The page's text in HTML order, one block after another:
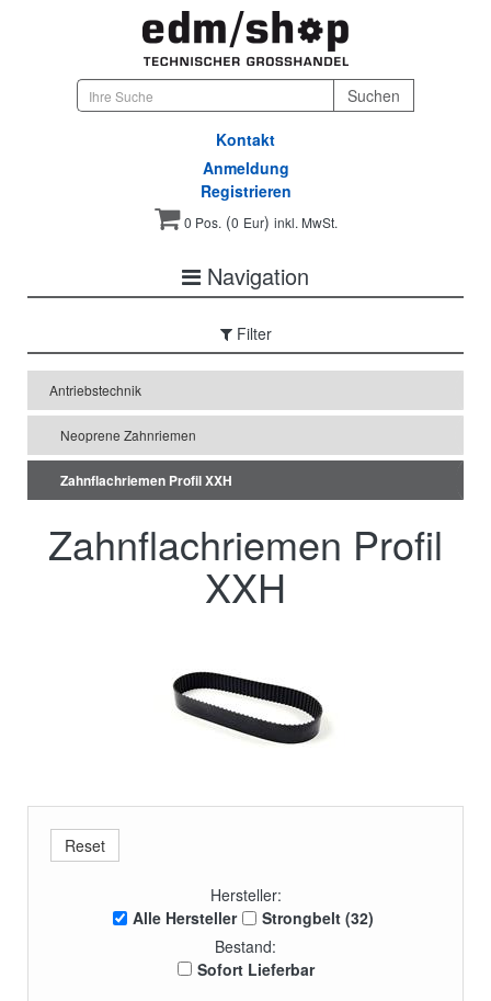
Kontakt
Anmeldung
Registrieren
0 Pos.(0 Eur) inkl. MwSt.
Navigation
Filter
Antriebstechnik
Neoprene Zahnriemen
Zahnflachriemen Profil XXH
Zahnflachriemen Profil
XXH
Hersteller:
Alle Hersteller
Strongbelt (32)
Bestand:
Sofort Lieferbar